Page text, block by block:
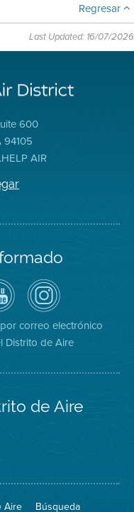
Regresar
Last Updated: 16/07/2026
600
94105
AIR
Distrito
de
Air
District
on
Instagram
correo electrónico
Distrito de Aire
de Aire
Aire Búsqueda